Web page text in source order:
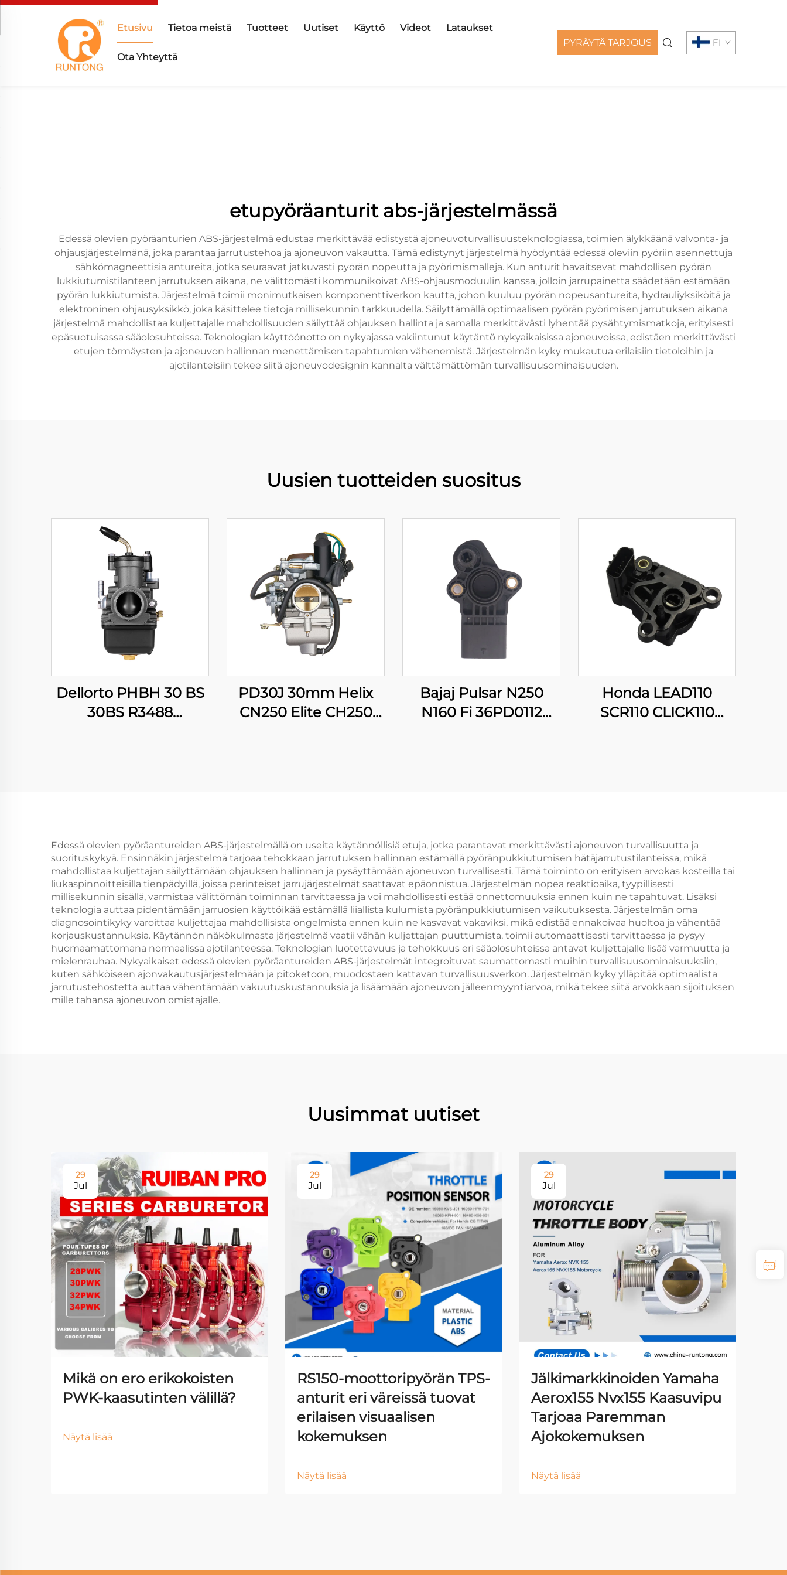
Etusivu Tietoa meistä Tuotteet Uutiset Käyttö Videot Lataukset
Ota Yhteyttä
PYRÄYTÄ TARJOUS FI
etupyöräanturit abs-järjestelmässä
Edessä olevien pyöräanturien ABS-järjestelmä edustaa merkittävää edistystä ajoneuvoturvallisuusteknologiassa, toimien älykkäänä valvonta- ja
ohjausjärjestelmänä, joka parantaa jarrutustehoa ja ajoneuvon vakautta. Tämä edistynyt järjestelmä hyödyntää edessä oleviin pyöriin asennettuja
sähkömagneettisia antureita, jotka seuraavat jatkuvasti pyörän nopeutta ja pyörimismalleja. Kun anturit havaitsevat mahdollisen pyörän
lukkiutumistilanteen jarrutuksen aikana, ne välittömästi kommunikoivat ABS-ohjausmoduulin kanssa, jolloin jarrupainetta säädetään estämään
pyörän lukkiutumista. Järjestelmä toimii monimutkaisen komponenttiverkon kautta, johon kuuluu pyörän nopeusantureita, hydrauliyksiköitä ja
elektroninen ohjausyksikkö, joka käsittelee tietoja millisekunnin tarkkuudella. Säilyttämällä optimaalisen pyörän pyörimisen jarrutuksen aikana
järjestelmä mahdollistaa kuljettajalle mahdollisuuden säilyttää ohjauksen hallinta ja samalla merkittävästi lyhentää pysähtymismatkoja, erityisesti
epäsuotuisassa sääolosuhteissa. Teknologian käyttöönotto on nykyajassa vakiintunut käytäntö nykyaikaisissa ajoneuvoissa, edistäen merkittävästi
etujen törmäysten ja ajoneuvon hallinnan menettämisen tapahtumien vähenemistä. Järjestelmän kyky mukautua erilaisiin tietoloihin ja
ajotilanteisiin tekee siitä ajoneuvodesignin kannalta välttämättömän turvallisuusominaisuuden.
Uusien tuotteiden suositus
Dellorto PHBH 30 BS
30BS R3488
PD30J 30mm Helix
CN250 Elite CH250
Bajaj Pulsar N250
N160 Fi 36PD0112
Honda LEAD110
SCR110 CLICK110
Edessä olevien pyöräantureiden ABS-järjestelmällä on useita käytännöllisiä etuja, jotka parantavat merkittävästi ajoneuvon turvallisuutta ja
suorituskykyä. Ensinnäkin järjestelmä tarjoaa tehokkaan jarrutuksen hallinnan estämällä pyöränpukkiutumisen hätäjarrutustilanteissa, mikä
mahdollistaa kuljettajan säilyttämään ohjauksen hallinnan ja pysäyttämään ajoneuvon turvallisesti. Tämä toiminto on erityisen arvokas kosteilla tai
liukaspinnoitteisilla tienpädyillä, joissa perinteiset jarrujärjestelmät saattavat epäonnistua. Järjestelmän nopea reaktioaika, tyypillisesti
millisekunnin sisällä, varmistaa välittömän toiminnan tarvittaessa ja voi mahdollisesti estää onnettomuuksia ennen kuin ne tapahtuvat. Lisäksi
teknologia auttaa pidentämään jarruosien käyttöikää estämällä liiallista kulumista pyöränpukkiutumisen vaikutuksesta. Järjestelmän oma
diagnosointikyky varoittaa kuljettajaa mahdollisista ongelmista ennen kuin ne kasvavat vakaviksi, mikä edistää ennakoivaa huoltoa ja vähentää
korjauskustannuksia. Käytännön näkökulmasta järjestelmä vaatii vähän kuljettajan puuttumista, toimii automaattisesti tarvittaessa ja pysyy
huomaamattomana normaalissa ajotilanteessa. Teknologian luotettavuus ja tehokkuus eri sääolosuhteissa antavat kuljettajalle lisää varmuutta ja
mielenrauhaa. Nykyaikaiset edessä olevien pyöräantureiden ABS-järjestelmät integroituvat saumattomasti muihin turvallisuusominaisuuksiin,
kuten sähköiseen ajonvakautusjärjestelmään ja pitoketoon, muodostaen kattavan turvallisuusverkon. Järjestelmän kyky ylläpitää optimaalista
jarrutustehostetta auttaa vähentämään vakuutuskustannuksia ja lisäämään ajoneuvon jälleenmyyntiarvoa, mikä tekee siitä arvokkaan sijoituksen
mille tahansa ajoneuvon omistajalle.
Uusimmat uutiset
29
Jul
Mikä on ero erikokoisten
PWK-kaasutinten välillä?
Näytä lisää
29
Jul
RS150-moottoripyörän TPS-
anturit eri väreissä tuovat
erilaisen visuaalisen
kokemuksen
Näytä lisää
29
Jul
Jälkimarkkinoiden Yamaha
Aerox155 Nvx155 Kaasuvipu
Tarjoaa Paremman
Ajokokemuksen
Näytä lisää